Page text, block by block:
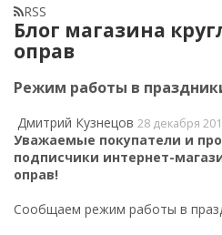
RSS
Блог магазина
оправ
Режим работы в
Дмитрий Кузнецов 28 декабря
Уважаемые покупатели и
подписчики интернет-
оправ!
Сообщаем режим работы в